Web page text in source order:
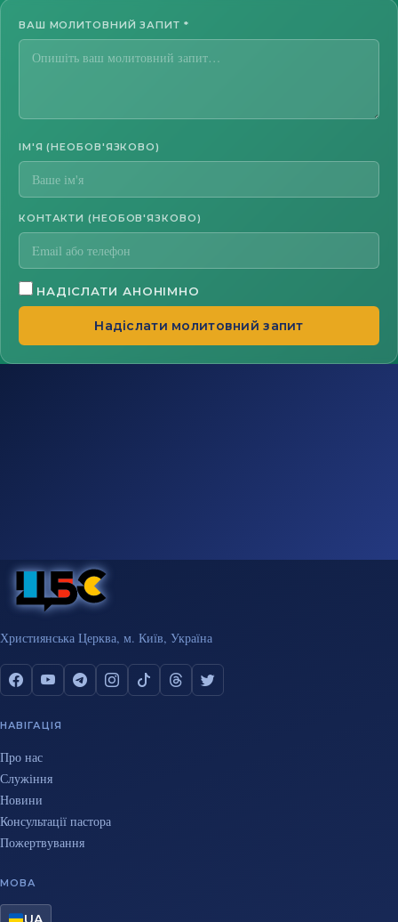
ВАШ МОЛИТОВНИЙ ЗАПИТ *
ІМ'Я (НЕОБОВ'ЯЗКОВО)
КОНТАКТИ (НЕОБОВ'ЯЗКОВО)
НАДІСЛАТИ АНОНІМНО
Надіслати молитовний запит
Християнська Церква, м. Київ, Україна
НАВІГАЦІЯ
Про нас
Служіння
Новини
Консультації пастора
Пожертвування
МОВА